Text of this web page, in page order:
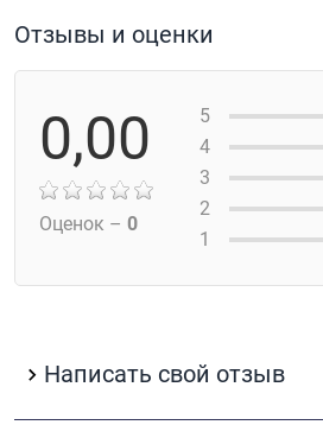
Отзывы и оценки
0,00
Оценок – 0
5
4
3
2
1
Написать свой отзыв